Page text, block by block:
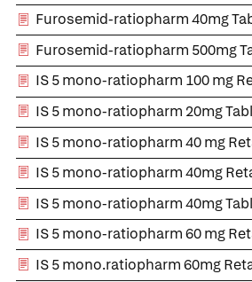
Furosemid-ratiopharm 40mg
Furosemid-ratiopharm 500mg
IS 5 mono-ratiopharm 100 mg
IS 5 mono-ratiopharm 20mg
IS 5 mono-ratiopharm 40 mg
IS 5 mono-ratiopharm 40mg
IS 5 mono-ratiopharm 40mg
IS 5 mono-ratiopharm 60 mg
IS 5 mono.ratiopharm 60mg